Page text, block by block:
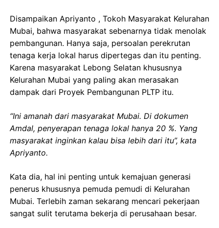
Disampaikan Apriyanto , Tokoh Masyarakat Kelurahan
Mubai, bahwa masyarakat sebenarnya tidak menolak
pembangunan. Hanya saja, persoalan perekrutan
tenaga kerja lokal harus dipertegas dan itu penting.
Karena masyarakat Lebong Selatan khususnya
Kelurahan Mubai yang paling akan merasakan
dampak dari Proyek Pembangunan PLTP itu.
“Ini amanah dari masyarakat Mubai. Di dokumen
Amdal, penyerapan tenaga lokal hanya 20 %. Yang
masyarakat inginkan kalau bisa lebih dari itu”, kata
Apriyanto.
Kata dia, hal ini penting untuk kemajuan generasi
penerus khususnya pemuda pemudi di Kelurahan
Mubai. Terlebih zaman sekarang mencari pekerjaan
sangat sulit terutama bekerja di perusahaan besar.